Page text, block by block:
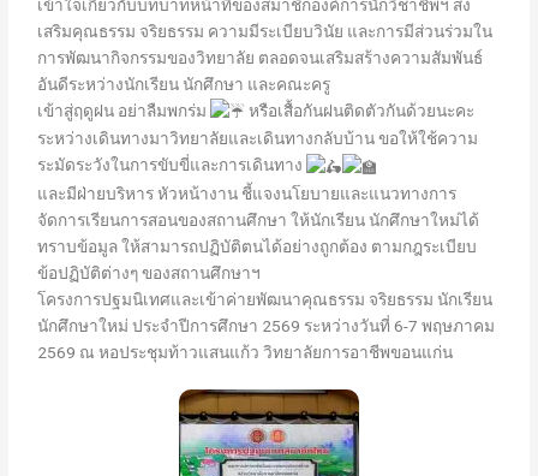
เข้าใจเกี่ยวกับบทบาทหน้าที่ของสมาชิกองค์การนักวิชาชีพฯ ส่ง
เสริมคุณธรรม จริยธรรม ความมีระเบียบวินัย และการมีส่วนร่วมใน
การพัฒนากิจกรรมของวิทยาลัย ตลอดจนเสริมสร้างความสัมพันธ์
อันดีระหว่างนักเรียน นักศึกษา และคณะครู
เข้าสู่ฤดูฝน อย่าลืมพกร่ม
หรือเสื้อกันฝนติดตัวกันด้วยนะคะ
ระหว่างเดินทางมาวิทยาลัยและเดินทางกลับบ้าน ขอให้ใช้ความ
ระมัดระวังในการขับขี่และการเดินทาง
และมีฝ่ายบริหาร หัวหน้างาน ชี้แจงนโยบายและแนวทางการ
จัดการเรียนการสอนของสถานศึกษา ให้นักเรียน นักศึกษาใหม่ได้
ทราบข้อมูล ให้สามารถปฏิบัติตนได้อย่างถูกต้อง ตามกฎระเบียบ
ข้อปฏิบัติต่างๆ ของสถานศึกษาฯ
โครงการปฐมนิเทศและเข้าค่ายพัฒนาคุณธรรม จริยธรรม นักเรียน
นักศึกษาใหม่ ประจำปีการศึกษา 2569 ระหว่างวันที่ 6-7 พฤษภาคม
2569 ณ หอประชุมท้าวแสนแก้ว วิทยาลัยการอาชีพขอนแก่น